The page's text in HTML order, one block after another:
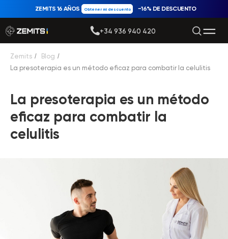
Obtener mi descuento
ZEMITS 16 AÑOS −16% DE DESCUENTO
+34 936 940 420
Zemits / Blog /
La presoterapia es un método eficaz para combatir la celulitis
La presoterapia es un método
eficaz para combatir la
celulitis